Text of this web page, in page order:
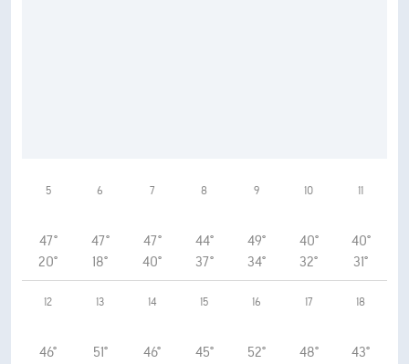
5
47°
20°
6
47°
18°
7
47°
40°
8
44°
37°
9
49°
34°
10
40°
32°
11
40°
31°
12
46°
13
51°
14
46°
15
45°
16
52°
17
48°
18
43°